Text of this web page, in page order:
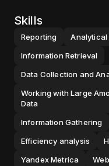
Skills
Reporting
Analytical
Information Retrieval
Data Collection and
Working with Large
Data
Information Gathering
Efficiency analysis
Yandex Metrica